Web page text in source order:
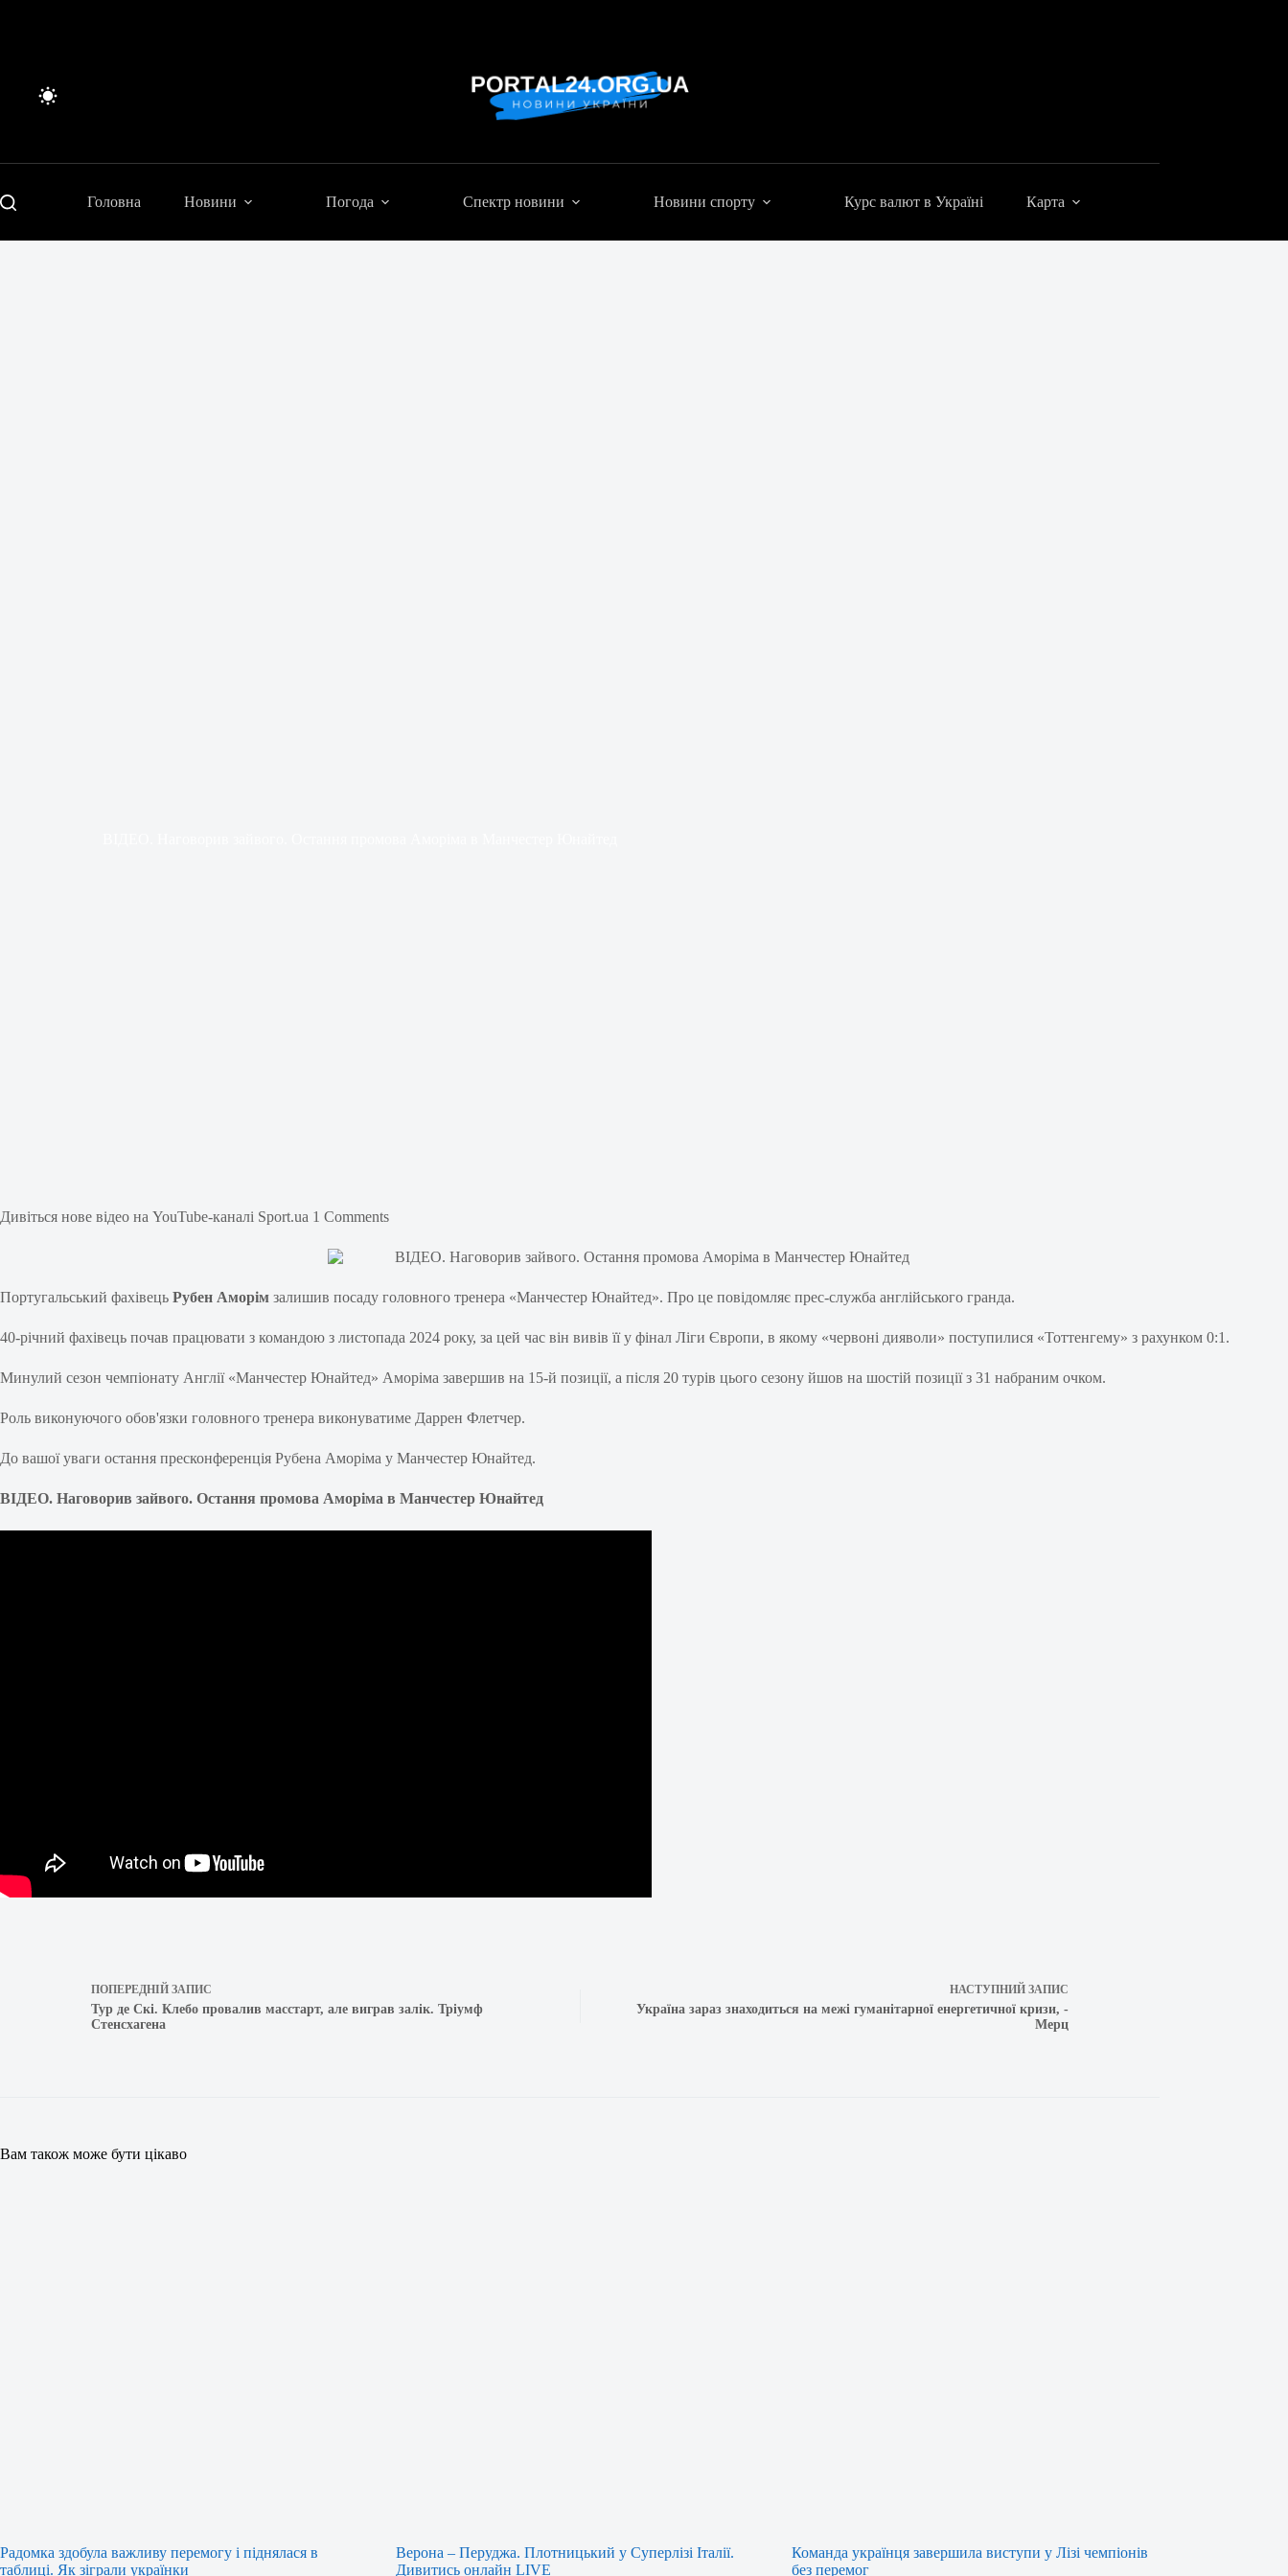
Головна Новини Погода Спектр новини Новини спорту Курс валют в Україні Карта
Дивіться нове відео на YouTube-каналі Sport.ua 1 Comments
Португальський фахівець Рубен Аморім залишив посаду головного тренера «Манчестер Юнайтед». Про це повідомляє прес-служба англійського гранда.
40-річний фахівець почав працювати з командою з листопада 2024 року, за цей час він вивів її у фінал Ліги Європи, в якому «червоні дияволи» поступилися «Тоттенгему» з рахунком 0:1.
Минулий сезон чемпіонату Англії «Манчестер Юнайтед» Аморіма завершив на 15-й позиції, а після 20 турів цього сезону йшов на шостій позиції з 31 набраним очком.
Роль виконуючого обов'язки головного тренера виконуватиме Даррен Флетчер.
До вашої уваги остання пресконференція Рубена Аморіма у Манчестер Юнайтед.
ВІДЕО. Наговорив зайвого. Остання промова Аморіма в Манчестер Юнайтед
ПОПЕРЕДНІЙ ЗАПИС
Тур де Скі. Клебо провалив масстарт, але виграв залік. Тріумф
Стенсхагена
НАСТУПНИЙ ЗАПИС
Україна зараз знаходиться на межі гуманітарної енергетичної кризи, -
Мерц
Вам також може бути цікаво
Радомка здобула важливу перемогу і піднялася в
таблиці. Як зіграли українки
Верона – Перуджа. Плотницький у Суперлізі Італії.
Дивитись онлайн LIVE
Команда українця завершила виступи у Лізі чемпіонів
без перемог